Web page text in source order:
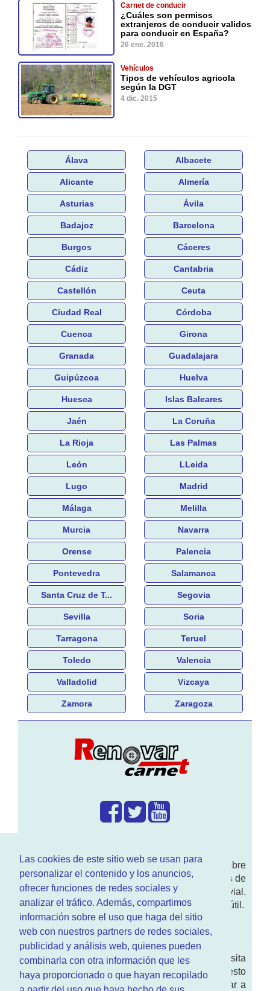
Las cookies de este sitio web se usan para
personalizar el contenido y los anuncios,
ofrecer funciones de redes sociales y
analizar el tráfico. Además, compartimos
información sobre el uso que haga del sitio
web con nuestros partners de redes sociales,
publicidad y análisis web, quienes pueden
combinarla con otra información que les
haya proporcionado o que hayan recopilado
Carnet de conducir
¿Cuáles son permisos
extranjeros de conducir validos
para conducir en España?
26 ene. 2016
Vehículos
Tipos de vehículos agricola
según la DGT
4 dic. 2015
Álava Albacete
Alicante Almería
Asturias Ávila
Badajoz Barcelona
Burgos Cáceres
Cádiz Cantabria
Castellón Ceuta
Ciudad Real Córdoba
Cuenca Girona
Granada Guadalajara
Guipúzcoa Huelva
Huesca Islas Baleares
Jaén La Coruña
La Rioja Las Palmas
León LLeida
Lugo Madrid
Málaga Melilla
Murcia Navarra
Orense Palencia
Pontevedra Salamanca
Santa Cruz de T... Segovia
Sevilla Soria
Tarragona Teruel
Toledo Valencia
Valladolid Vizcaya
Zamora Zaragoza
Enwww.RenovarCarnet.comTe contamos sobre
larenovación del permisode conducir, noticias de
actualidad motor y sobre todo seguridad vial.
Ademas tenemos todo tipo de información DGT útil.
¿Quienes somos?
Quieres saber quien mantiene la pagina, visita
nuestrasección de contacto. Aquí tienes nuesto
aviso legal
. Basicamente no queremos engañar a